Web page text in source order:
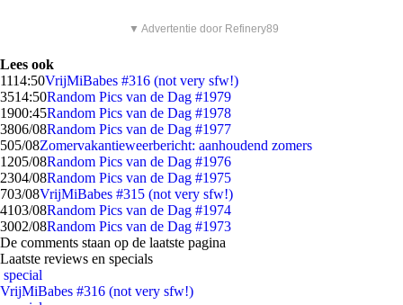
▼ Advertentie door Refinery89
Lees ook
1114:50VrijMiBabes #316 (not very sfw!)
3514:50Random Pics van de Dag #1979
1900:45Random Pics van de Dag #1978
3806/08Random Pics van de Dag #1977
505/08Zomervakantieweerbericht: aanhoudend zomers
1205/08Random Pics van de Dag #1976
2304/08Random Pics van de Dag #1975
703/08VrijMiBabes #315 (not very sfw!)
4103/08Random Pics van de Dag #1974
3002/08Random Pics van de Dag #1973
De comments staan op de laatste pagina
Laatste reviews en specials
special
VrijMiBabes #316 (not very sfw!)